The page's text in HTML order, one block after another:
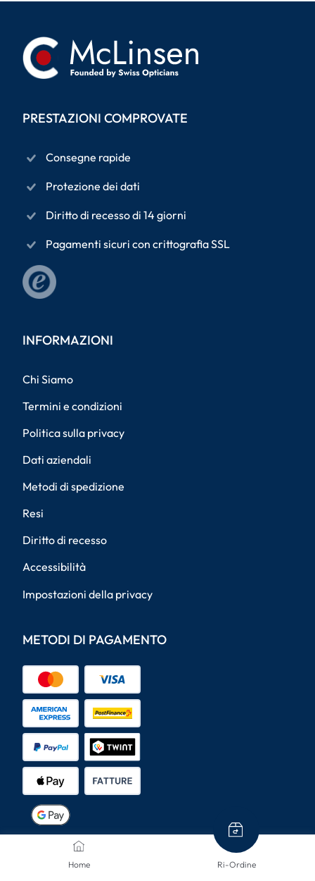
Home Ri-Ordine
PRESTAZIONI COMPROVATE
Consegne rapide
Protezione dei dati
Diritto di recesso di 14 giorni
Pagamenti sicuri con crittografia SSL
INFORMAZIONI
Chi Siamo
Termini e condizioni
Politica sulla privacy
Dati aziendali
Metodi di spedizione
Resi
Diritto di recesso
Accessibilità
Impostazioni della privacy
METODI DI PAGAMENTO
METODI DI SPEDIZIONE